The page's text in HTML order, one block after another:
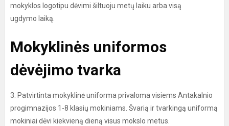
mokyklos logotipu dėvimi šiltuoju metų laiku arba visą
ugdymo laiką.
Mokyklinės uniformos
dėvėjimo tvarka
3. Patvirtinta mokyklinė uniforma privaloma visiems Antakalnio
progimnazijos 1-8 klasių mokiniams. Švarią ir tvarkingą uniformą
mokiniai dėvi kiekvieną dieną visus mokslo metus.